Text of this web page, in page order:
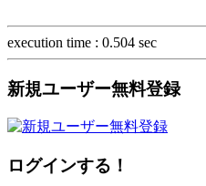
execution time : 0.504 sec
新規ユーザー無料登録
ログインする！